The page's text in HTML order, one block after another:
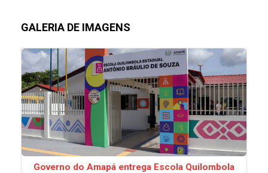
GALERIA DE IMAGENS
Governo do Amapá entrega Escola Quilombola